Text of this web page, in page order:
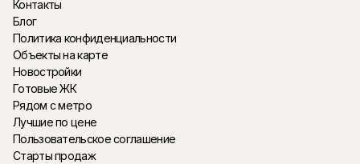
Контакты
Блог
Политика конфиденциальности
Объекты на карте
Новостройки
Готовые ЖК
Рядом с метро
Лучшие по цене
Пользовательское соглашение
Старты продаж